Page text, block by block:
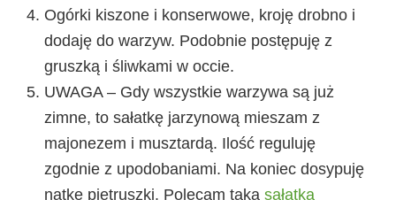
Ogórki kiszone i konserwowe, kroję drobno i
dodaję do warzyw. Podobnie postępuję z
gruszką i śliwkami w occie.
UWAGA – Gdy wszystkie warzywa są już
zimne, to sałatkę jarzynową mieszam z
majonezem i musztardą. Ilość reguluję
zgodnie z upodobaniami. Na koniec dosypuję
natkę pietruszki. Polecam taka sałatka